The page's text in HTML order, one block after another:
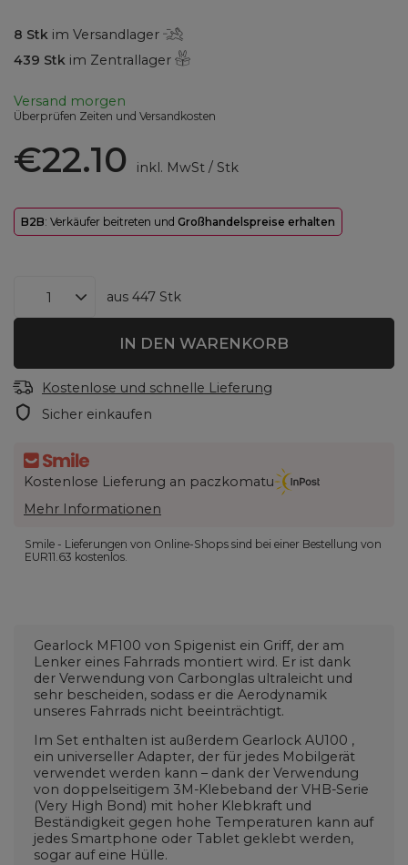
8 Stk im Versandlager
439 Stk im Zentrallager
Versand morgen
Überprüfen Zeiten und Versandkosten
€22.10 inkl. MwSt/ Stk
B2B: Verkäufer beitreten und Großhandelspreise erhalten
aus 447 Stk
IN DEN WARENKORB
Kostenlose und schnelle Lieferung
Sicher einkaufen
Kostenlose Lieferung an paczkomatu
Mehr Informationen
Smile - Lieferungen von Online-Shops sind bei einer Bestellung von
EUR11.63 kostenlos.
Gearlock MF100 von Spigenist ein Griff, der am
Lenker eines Fahrrads montiert wird. Er ist dank
der Verwendung von Carbonglas ultraleicht und
sehr bescheiden, sodass er die Aerodynamik
unseres Fahrrads nicht beeinträchtigt.
Im Set enthalten ist außerdem Gearlock AU100 ,
ein universeller Adapter, der für jedes Mobilgerät
verwendet werden kann – dank der Verwendung
von doppelseitigem 3M-Klebeband der VHB-Serie
(Very High Bond) mit hoher Klebkraft und
Beständigkeit gegen hohe Temperaturen kann auf
jedes Smartphone oder Tablet geklebt werden,
sogar auf eine Hülle.